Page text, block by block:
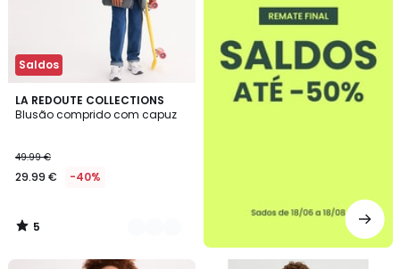
Saldos
LA REDOUTE COLLECTIONS
Blusão comprido com capuz
49.99 €
29.99 € -40%
5
/
2
Cores
5
/